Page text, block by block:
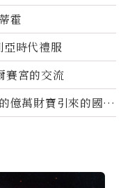
霍
亞時代禮服
賽宮的交流
億萬財寶引來的國際